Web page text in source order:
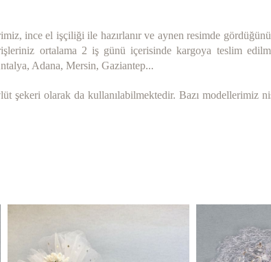
ince el işçiliği ile hazırlanır ve aynen resimde
ortalama 2 iş günü içerisinde kargoya teslim
Adana, Mersin, Gaziantep...
şekeri olarak da kullanılabilmektedir. Bazı modellerimiz